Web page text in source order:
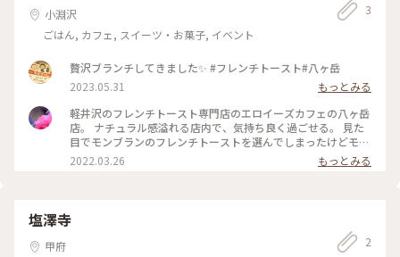
小淵沢
ごはん, カフェ, スイーツ・お菓子, イベント
3
贅沢ブランチしてきました✨ #フレンチトースト#八ヶ岳
2023.05.31
もっとみる
軽井沢のフレンチトースト専門店のエロイーズカフェの八ヶ岳
店。 ナチュラル感溢れる店内で、気持ち良く過ごせる。 見た
目でモンブランのフレンチトーストを選んでしまったけどモン
ブランペーストの甘さで、フレンチトーストの味が消えてしま
ってたー。 シンプルなフレンチトーストにすればよかった
2022.03.26 もっとみる
塩澤寺
甲府
2